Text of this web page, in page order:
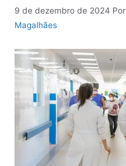
9 de dezembro de 2024 Por
Magalhães